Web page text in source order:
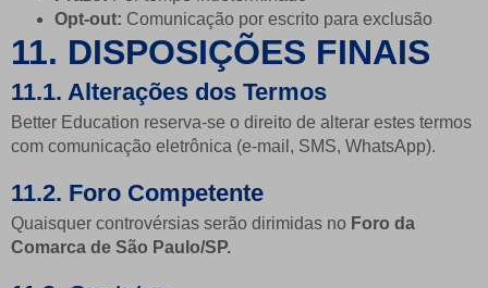
Opt-out: Comunicação por escrito para exclusão
11. DISPOSIÇÕES FINAIS
11.1. Alterações dos Termos
Better Education reserva-se o direito de alterar estes termos
com comunicação eletrônica (e-mail, SMS, WhatsApp).
11.2. Foro Competente
Quaisquer controvérsias serão dirimidas no Foro da
Comarca de São Paulo/SP.